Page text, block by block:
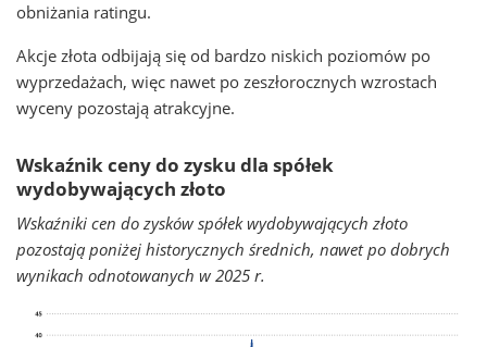
obniżania ratingu.
Akcje złota odbijają się od bardzo niskich poziomów po
wyprzedażach, więc nawet po zeszłorocznych wzrostach
wyceny pozostają atrakcyjne.
Wskaźnik ceny do zysku dla spółek
wydobywających złoto
Wskaźniki cen do zysków spółek wydobywających złoto
pozostają poniżej historycznych średnich, nawet po dobrych
wynikach odnotowanych w 2025 r.